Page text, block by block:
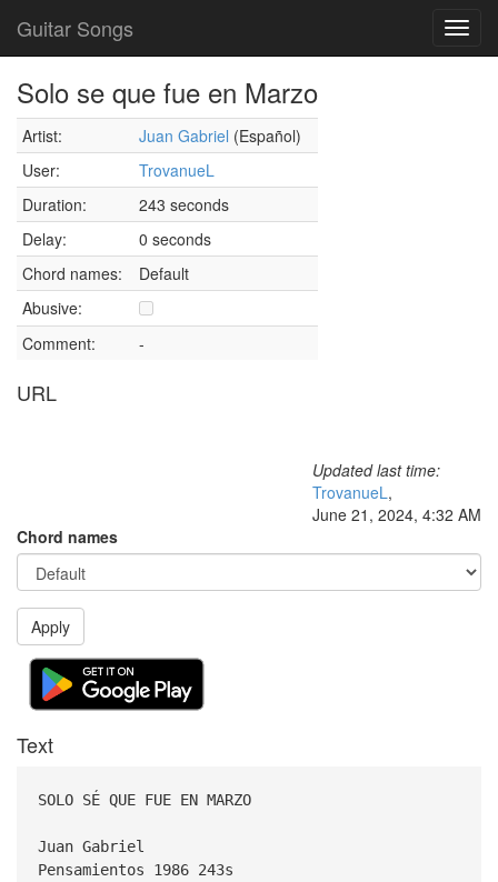
Guitar Songs
Solo se que fue en Marzo
Artist: Juan Gabriel (Español)
User:
TrovanueL
Duration:
243 seconds
Delay:
0 seconds
Chord names:
Default
Abusive:
Comment:
-
URL
Updated last time:
TrovanueL,
June 21, 2024, 4:32 AM
Chord names
Apply
Text
SOLO SÉ QUE FUE EN MARZO
Juan Gabriel
Pensamientos 1986 243s